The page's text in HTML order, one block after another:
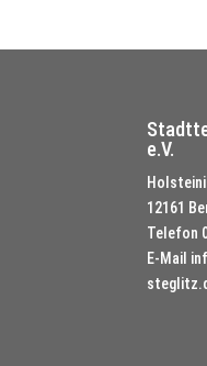
e.V.
12161
Telefon
E-Mail